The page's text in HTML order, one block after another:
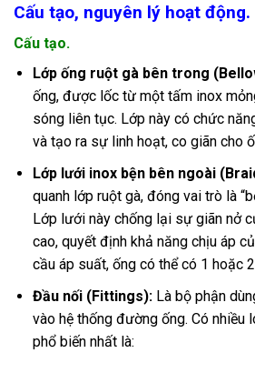
Cấu tạo, nguyên lý hoạt động.
Cấu tạo.
Lớp ống ruột gà bên trong
ống, được lốc từ một tấm inox
sóng liên tục. Lớp này có chức
và tạo ra sự linh hoạt, co giãn cho
Lớp lưới inox bện bên ngoài
quanh lớp ruột gà, đóng vai trò là
Lớp lưới này chống lại sự giãn nở
cao, quyết định khả năng chịu áp
cầu áp suất, ống có thể có 1 hoặc
Đầu nối (Fittings):Là bộ phận
vào hệ thống đường ống. Có nhiều
phổ biến nhất là: